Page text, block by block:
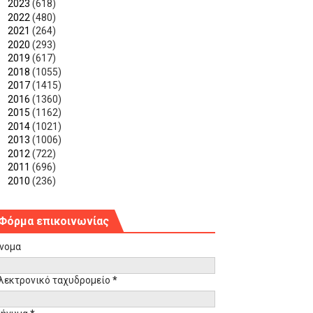
2023 (618)
2022 (480)
2021 (264)
2020 (293)
2019 (617)
2018 (1055)
2017(1415)
2016 (1360)
2015 (1162)
2014(1021)
2013 (1006)
2012 (722)
2011 (696)
2010 (236)
επικοινωνίας
ταχυδρομείο *